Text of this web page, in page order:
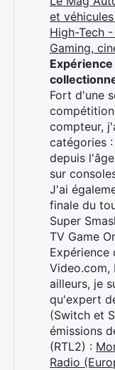
et
High-Tech
Gaming,
Fort d'une
compteur,
catégories
depuis
sur
J'ai
finale du
Super
TV Game
Expérience
Video.com,
ailleurs, je
qu'expert
(Switch et
émissions
(RTL2) :
Radio